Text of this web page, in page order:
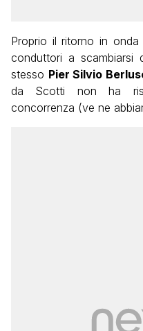
Proprio il ritorno in onda
conduttori a scambiarsi
stesso Pier Silvio
da Scotti non ha
concorrenza (ve ne